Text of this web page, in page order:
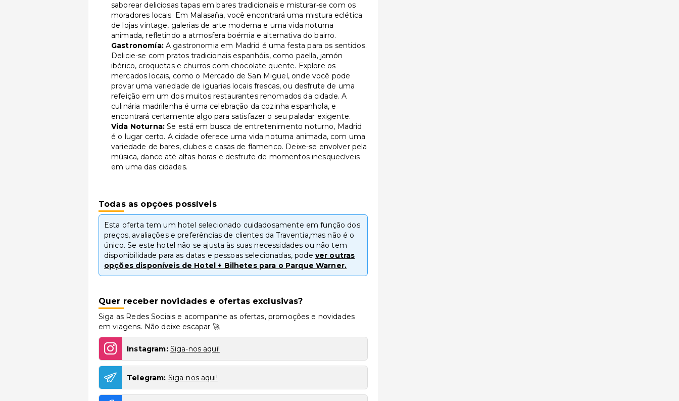
saborear deliciosas tapas em bares tradicionais e misturar-se com os
moradores locais. Em Malasaña, você encontrará uma mistura eclética
de lojas vintage, galerias de arte moderna e uma vida noturna
animada, refletindo a atmosfera boémia e alternativa do bairro.
Gastronomía:A gastronomia em Madrid é uma festa para os sentidos.
Delicie-se com pratos tradicionais espanhóis, como paella, jamón
ibérico, croquetas e churros com chocolate quente. Explore os
mercados locais, como o Mercado de San Miguel, onde você pode
provar uma variedade de iguarias locais frescas, ou desfrute de uma
refeição em um dos muitos restaurantes renomados da cidade. A
culinária madrilenha é uma celebração da cozinha espanhola, e
encontrará certamente algo para satisfazer o seu paladar exigente.
Vida Noturna:Se está em busca de entretenimento noturno, Madrid
é o lugar certo. A cidade oferece uma vida noturna animada, com uma
variedade de bares, clubes e casas de flamenco. Deixe-se envolver pela
música, dance até altas horas e desfrute de momentos inesquecíveis
em uma das cidades.
Todas as opções possíveis
Esta oferta tem um hotel selecionado cuidadosamente em função dos
preços, avaliações e preferências de clientes da Traventia,mas não é o
único. Se este hotel não se ajusta às suas necessidades ou não tem
disponibilidade para as datas e pessoas selecionadas, pode ver outras
opções disponíveis de Hotel + Bilhetes para o Parque Warner.
Quer receber novidades e ofertas exclusivas?
Siga as Redes Sociais e acompanhe as ofertas, promoções e novidades
em viagens. Não deixe escapar 🚀
Instagram: Siga-nos aqui!
Telegram: Siga-nos aqui!